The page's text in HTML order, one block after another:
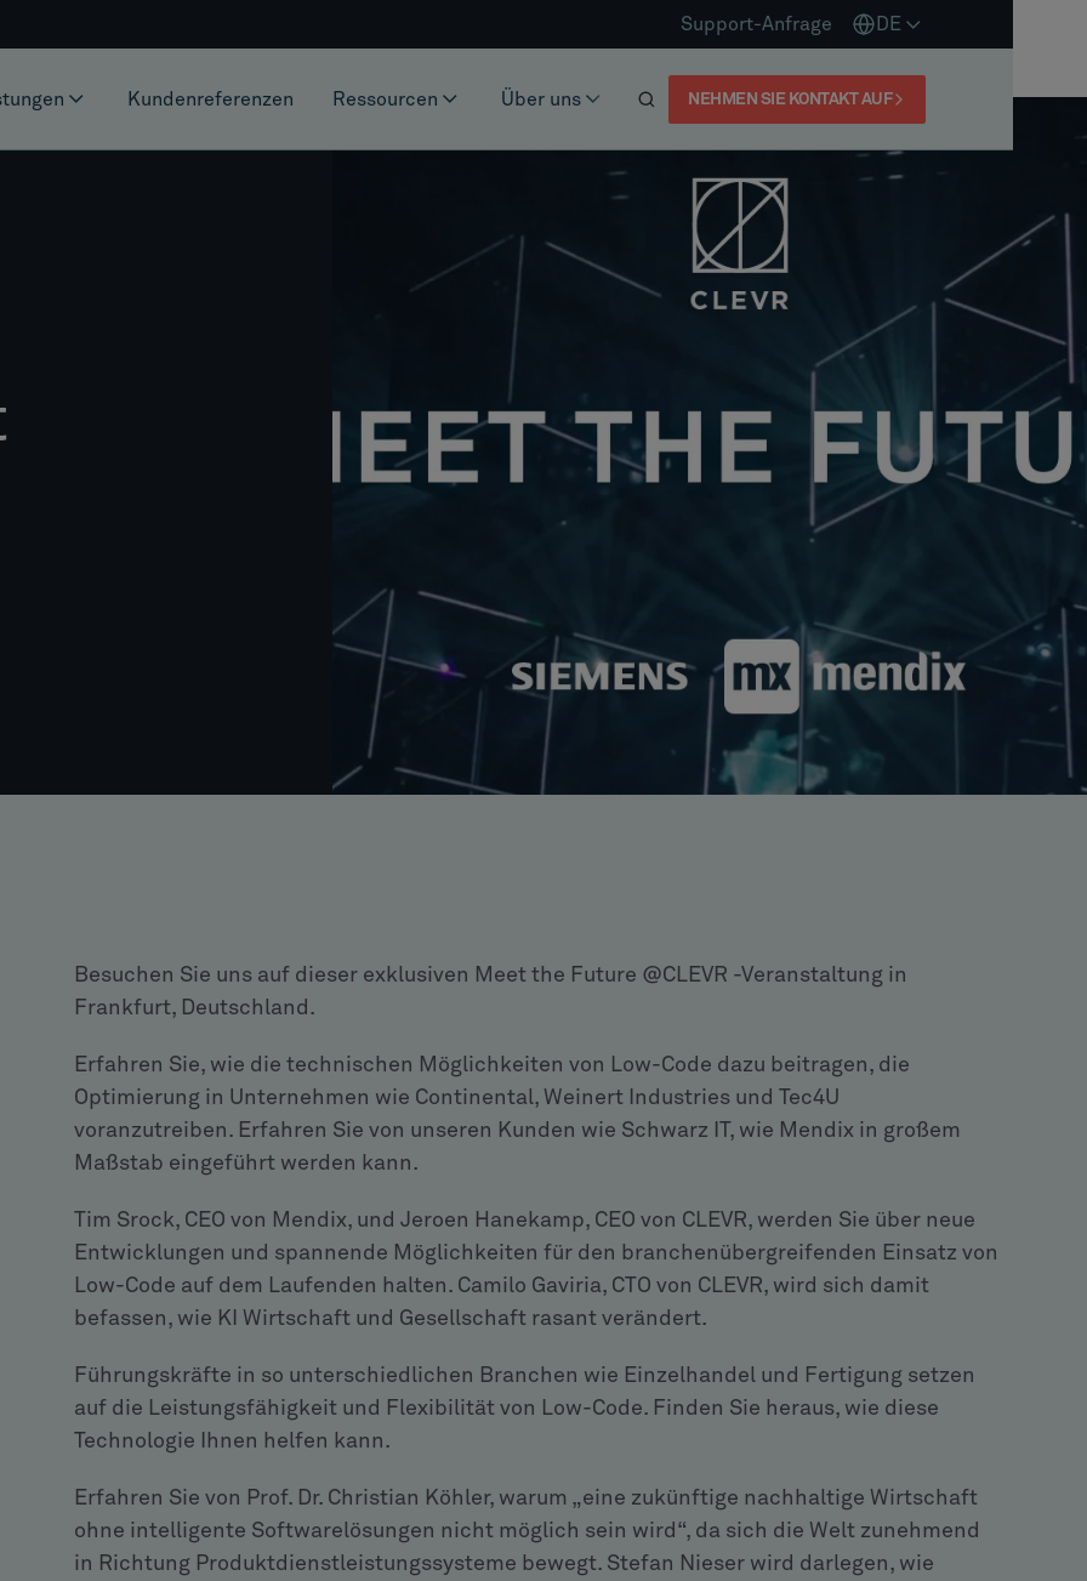
Support-Anfrage DE
Kundenreferenzen Ressourcen Über uns NEHMEN SIE KONTAKT AUF
Besuchen Sie uns auf dieser exklusiven Meet the Future @CLEVR -Veranstaltung in
Frankfurt, Deutschland.
Erfahren Sie, wie die technischen Möglichkeiten von Low-Code dazu beitragen, die
Optimierung in Unternehmen wie Continental, Weinert Industries und Tec4U
voranzutreiben. Erfahren Sie von unseren Kunden wie Schwarz IT, wie Mendix in großem
Maßstab eingeführt werden kann.
Tim Srock, CEO von Mendix, und Jeroen Hanekamp, CEO von CLEVR, werden Sie über neue
Entwicklungen und spannende Möglichkeiten für den branchenübergreifenden Einsatz von
Low-Code auf dem Laufenden halten. Camilo Gaviria, CTO von CLEVR, wird sich damit
befassen, wie KI Wirtschaft und Gesellschaft rasant verändert.
Führungskräfte in so unterschiedlichen Branchen wie Einzelhandel und Fertigung setzen
auf die Leistungsfähigkeit und Flexibilität von Low-Code. Finden Sie heraus, wie diese
Technologie Ihnen helfen kann.
Erfahren Sie von Prof. Dr. Christian Köhler, warum „eine zukünftige nachhaltige Wirtschaft
ohne intelligente Softwarelösungen nicht möglich sein wird“, da sich die Welt zunehmend
in Richtung Produktdienstleistungssysteme bewegt. Stefan Nieser wird darlegen, wie